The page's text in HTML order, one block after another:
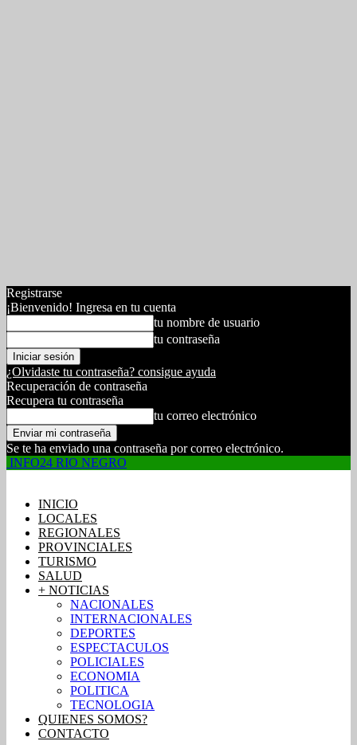
Registrarse
¡Bienvenido! Ingresa en tu cuenta
tu nombre de usuario
tu contraseña
¿Olvidaste tu contraseña? consigue ayuda
Recuperación de contraseña
Recupera tu contraseña
tu correo electrónico
Se te ha enviado una contraseña por correo electrónico.
INFO24 RIO NEGRO
INICIO
LOCALES
REGIONALES
PROVINCIALES
TURISMO
SALUD
+ NOTICIAS
NACIONALES
INTERNACIONALES
DEPORTES
ESPECTACULOS
POLICIALES
ECONOMIA
POLITICA
TECNOLOGIA
QUIENES SOMOS?
CONTACTO